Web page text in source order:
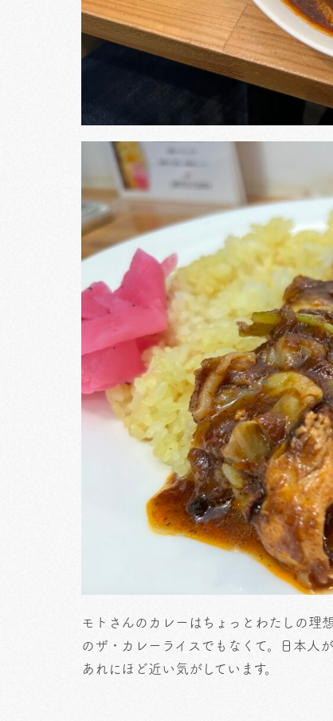
モトさんのカレーはちょっとわたしの理
のザ・カレーライスでもなくて。日本人
あれにほど近い気がしています。